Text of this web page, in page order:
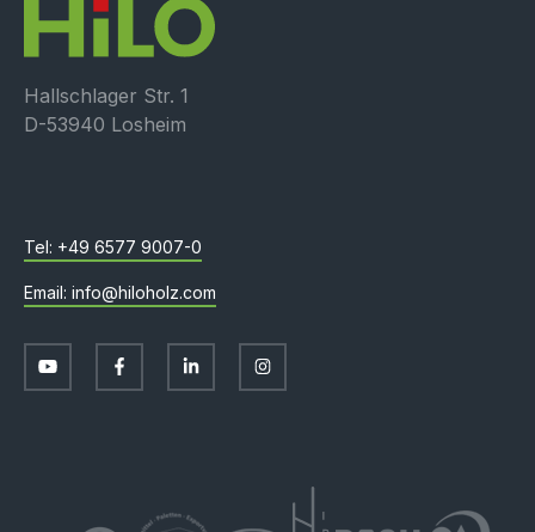
Hallschlager Str. 1
D-53940 Losheim
+49 6577 9007-0
info@hiloholz.com